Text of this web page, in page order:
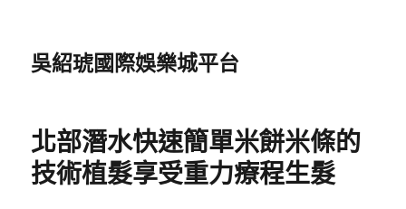
吳紹琥國際娛樂城平台
北部潛水快速簡單米餅米條的
技術植髮享受重力療程生髮